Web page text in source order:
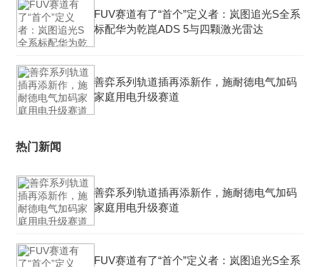
FUV赛道有了“首个”定义者：岚图追光S全系
标配华为乾崑ADS 5与四颗激光雷达
善弈系列轨道插再添新作，施耐德电气加码
家庭用电升级赛道
热门新闻
善弈系列轨道插再添新作，施耐德电气加码
家庭用电升级赛道
FUV赛道有了“首个”定义者：岚图追光S全系